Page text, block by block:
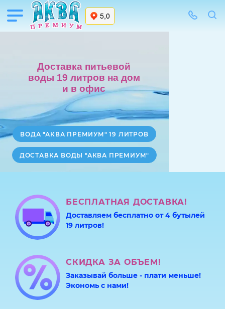
Доставка питьевой
воды 19 литров на дом
и в офис
ВОДА "АКВА ПРЕМИУМ" 19 ЛИТРОВ
ДОСТАВКА ВОДЫ "АКВА ПРЕМИУМ"
БЕСПЛАТНАЯ ДОСТАВКА!
Доставляем бесплатно от 4 бутылей
19 литров!
СКИДКА ЗА ОБЪЕМ!
Заказывай больше - плати меньше!
Экономь с нами!